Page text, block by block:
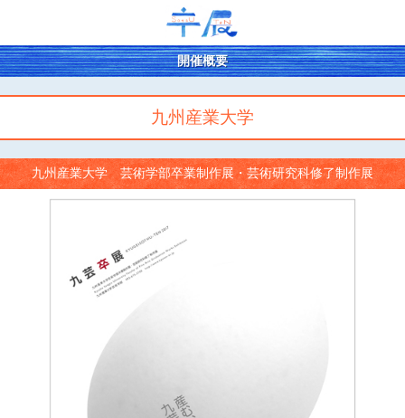
開催概要
九州産業大学
九州産業大学 芸術学部卒業制作展・芸術研究科修了制作展